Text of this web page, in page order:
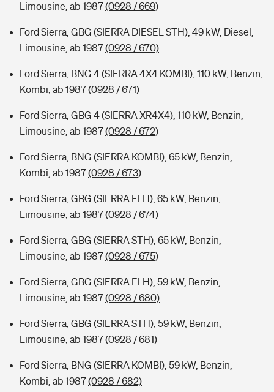
Limousine, ab 1987(0928 / 669)
Ford Sierra, GBG (SIERRA DIESEL STH), 49 kW, Diesel,
Limousine, ab 1987(0928 / 670)
Ford Sierra, BNG 4 (SIERRA 4X4 KOMBI), 110 kW, Benzin,
Kombi, ab 1987(0928 / 671)
Ford Sierra, GBG 4 (SIERRA XR4X4), 110 kW, Benzin,
Limousine, ab 1987(0928 / 672)
Ford Sierra, BNG (SIERRA KOMBI), 65 kW, Benzin,
Kombi, ab 1987(0928 / 673)
Ford Sierra, GBG (SIERRA FLH), 65 kW, Benzin,
Limousine, ab 1987(0928 / 674)
Ford Sierra, GBG (SIERRA STH), 65 kW, Benzin,
Limousine, ab 1987(0928 / 675)
Ford Sierra, GBG (SIERRA FLH), 59 kW, Benzin,
Limousine, ab 1987(0928 / 680)
Ford Sierra, GBG (SIERRA STH), 59 kW, Benzin,
Limousine, ab 1987(0928 / 681)
Ford Sierra, BNG (SIERRA KOMBI), 59 kW, Benzin,
Kombi, ab 1987(0928 / 682)